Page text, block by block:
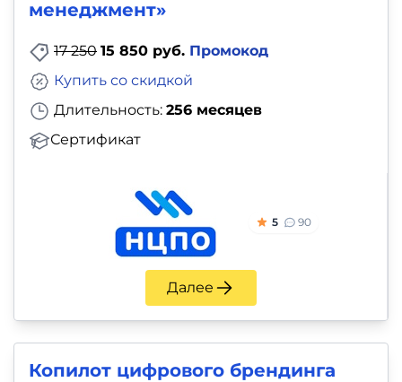
менеджмент»
17 250 15 850 руб. Промокод
Длительность: 256 месяцев
Сертификат
Купить со скидкой
5 90
Далее
Копилот цифрового брендинга